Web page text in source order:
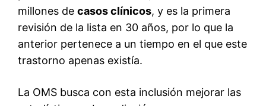
millones de casos clínicos, y es la primera
revisión de la lista en 30 años, por lo que la
anterior pertenece a un tiempo en el que este
trastorno apenas existía.
La OMS busca con esta inclusión mejorar las